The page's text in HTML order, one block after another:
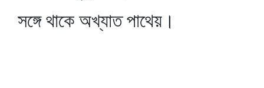
সঙ্গে থাকে অখ্যাত পাথেয়।